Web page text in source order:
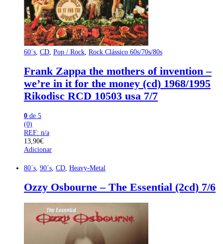
60´s, CD, Pop / Rock, Rock Clássico 60s/70s/80s
Frank Zappa the mothers of invention –
we’re in it for the money (cd) 1968/1995
Rikodisc RCD 10503 usa 7/7
0 de 5
(0)
REF: n/a
13,90€
Adicionar
80´s 90´s CD Heavy-Metal
Ozzy Osbourne – The Essential (2cd) 7/6